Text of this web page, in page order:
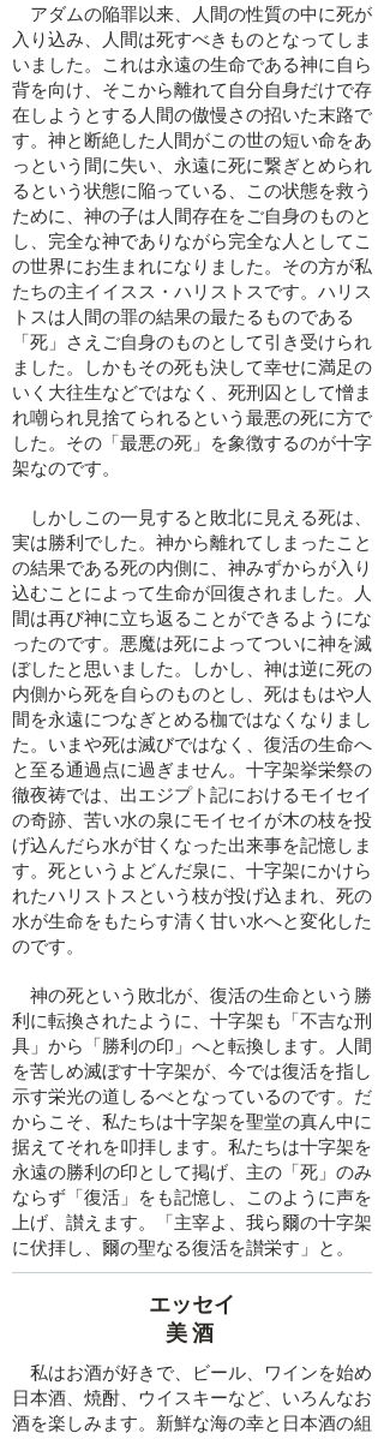
アダムの陥罪以来、人間の性質の中に死が
入り込み、人間は死すべきものとなってしま
いました。これは永遠の生命である神に自ら
背を向け、そこから離れて自分自身だけで存
在しようとする人間の傲慢さの招いた末路で
す。神と断絶した人間がこの世の短い命をあ
っという間に失い、永遠に死に繋ぎとめられ
るという状態に陥っている、この状態を救う
ために、神の子は人間存在をご自身のものと
し、完全な神でありながら完全な人としてこ
の世界にお生まれになりました。その方が私
たちの主イイスス・ハリストスです。ハリス
トスは人間の罪の結果の最たるものである
「死」さえご自身のものとして引き受けられ
ました。しかもその死も決して幸せに満足の
いく大往生などではなく、死刑囚として憎ま
れ嘲られ見捨てられるという最悪の死に方で
した。その「最悪の死」を象徴するのが十字
架なのです。
しかしこの一見すると敗北に見える死は、
実は勝利でした。神から離れてしまったこと
の結果である死の内側に、神みずからが入り
込むことによって生命が回復されました。人
間は再び神に立ち返ることができるようにな
ったのです。悪魔は死によってついに神を滅
ぼしたと思いました。しかし、神は逆に死の
内側から死を自らのものとし、死はもはや人
間を永遠につなぎとめる枷ではなくなりまし
た。いまや死は滅びではなく、復活の生命へ
と至る通過点に過ぎません。十字架挙栄祭の
徹夜祷では、出エジプト記におけるモイセイ
の奇跡、苦い水の泉にモイセイが木の枝を投
げ込んだら水が甘くなった出来事を記憶しま
す。死というよどんだ泉に、十字架にかけら
れたハリストスという枝が投げ込まれ、死の
水が生命をもたらす清く甘い水へと変化した
のです。
神の死という敗北が、復活の生命という勝
利に転換されたように、十字架も「不吉な刑
具」から「勝利の印」へと転換します。人間
を苦しめ滅ぼす十字架が、今では復活を指し
示す栄光の道しるべとなっているのです。だ
からこそ、私たちは十字架を聖堂の真ん中に
据えてそれを叩拝します。私たちは十字架を
永遠の勝利の印として掲げ、主の「死」のみ
ならず「復活」をも記憶し、このように声を
上げ、讃えます。「主宰よ、我ら爾の十字架
に伏拝し、爾の聖なる復活を讃栄す」と。
エッセイ
​美酒
私はお酒が好きで、ビール、ワインを始め
日本酒、焼酎、ウイスキーなど、いろんなお
酒を楽しみます。新鮮な海の幸と日本酒の組